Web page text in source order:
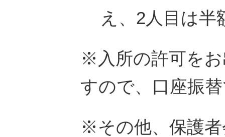
え、2人目は半
※入所の許可を
すので、口座振
※その他、保護